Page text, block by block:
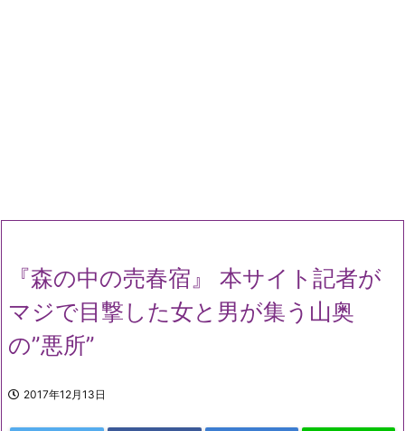
『森の中の売春宿』 本サイト記者が
マジで目撃した女と男が集う山奥
の”悪所”
2017年12月13日